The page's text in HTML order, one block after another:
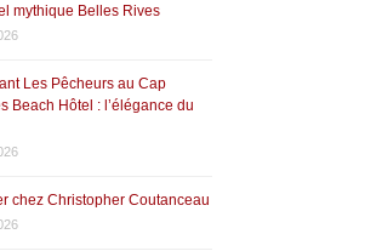
mythique Belles Rives
Les Pêcheurs au Cap
Beach Hôtel : l’élégance du
chez Christopher Coutanceau